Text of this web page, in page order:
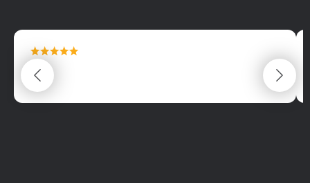
maximální spokojenost
22.06.2025